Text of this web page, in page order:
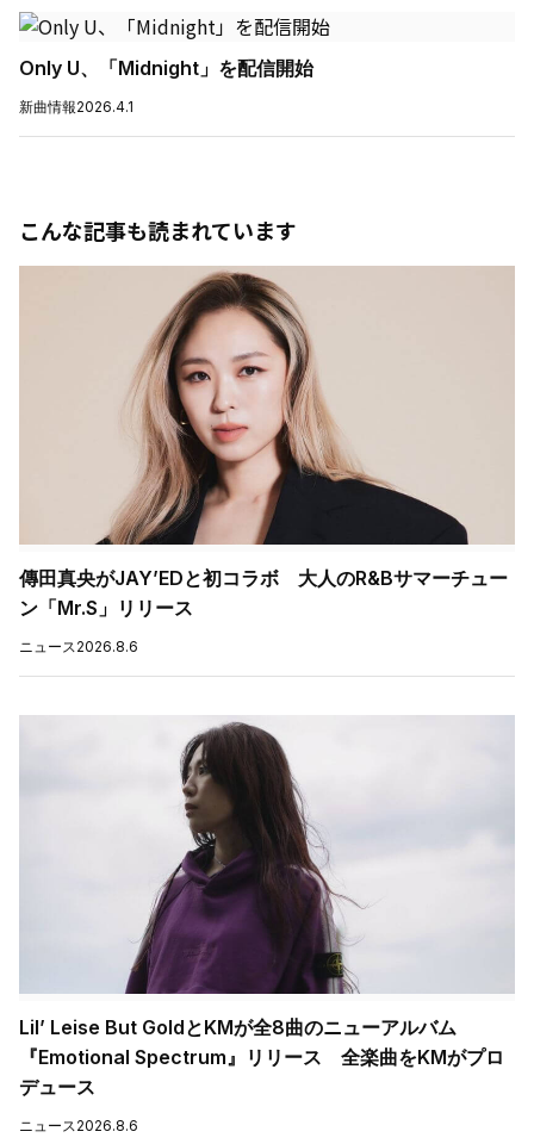
Only U、「Midnight」を配信開始
新曲情報2026.4.1
こんな記事も読まれています
傳田真央がJAY’EDと初コラボ 大人のR&Bサマーチュー
ン「Mr.S」リリース
ニュース2026.8.6
Lil’ Leise But GoldとKMが全8曲のニューアルバム
『Emotional Spectrum』リリース 全楽曲をKMがプロ
デュース
ニュース2026.8.6